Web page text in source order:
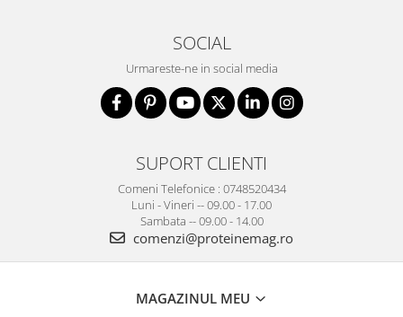
SOCIAL
Urmareste-ne in social media
SUPORT CLIENTI
Comeni Telefonice : 0748520434
Luni - Vineri -- 09.00 - 17.00
Sambata -- 09.00 - 14.00
comenzi@proteinemag.ro
MAGAZINUL MEU